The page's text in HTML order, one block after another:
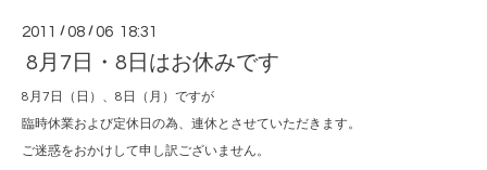
2011 /08 /06 18:31
8月7日・8日はお休みです
8月7日（日）、8日（月）ですが
臨時休業および定休日の為、連休とさせていただきます。
ご迷惑をおかけして申し訳ございません。